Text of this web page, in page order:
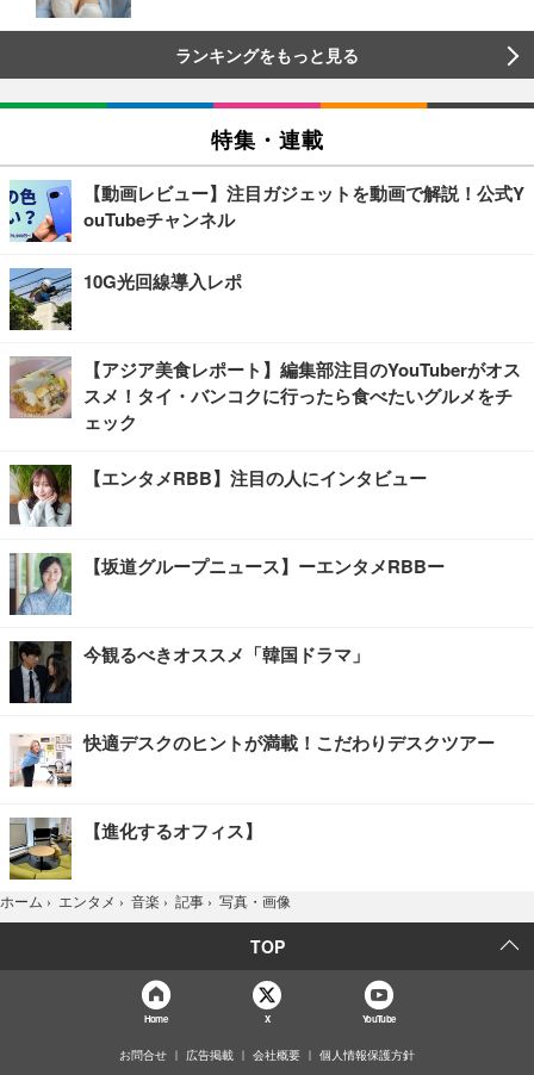
ランキングをもっと見る
特集・連載
【動画レビュー】注目ガジェットを動画で解説！公式Y
ouTubeチャンネル
10G光回線導入レポ
【アジア美食レポート】編集部注目のYouTuberがオス
スメ！タイ・バンコクに行ったら食べたいグルメをチ
ェック
【エンタメRBB】注目の人にインタビュー
【坂道グループニュース】ーエンタメRBBー
今観るべきオススメ「韓国ドラマ」
快適デスクのヒントが満載！こだわりデスクツアー
【進化するオフィス】
ホーム › エンタメ › 音楽 › 記事 › 写真・画像
TOP
Home X YouTube
お問合せ 広告掲載 会社概要 個人情報保護方針